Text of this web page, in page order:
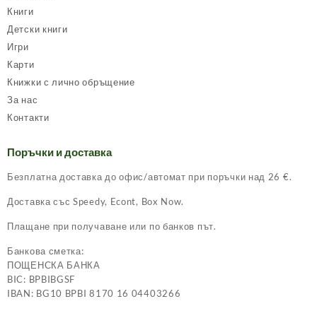
Книги
Детски книги
Игри
Карти
Книжки с лично обръщение
За нас
Контакти
Поръчки и доставка
Безплатна доставка до офис/автомат при поръчки над 26 €.
Доставка със Speedy, Econt, Box Now.
Плащане при получаване или по банков път.
Банкова сметка:
ПОЩЕНСКА БАНКА
BIC: BPBIBGSF
IBAN: BG10 BPBI 8170 16 04403266